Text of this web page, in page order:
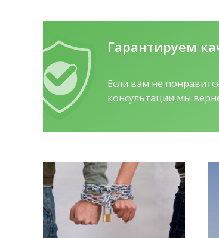
Гарантируем
Если вам не
консультации мы